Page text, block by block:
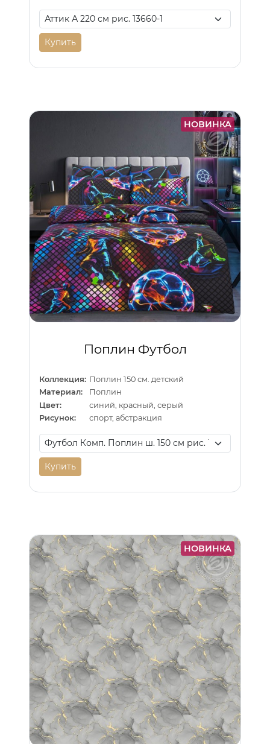
Купить
НОВИНКА
Поплин Футбол
Коллекция: Поплин 150 см. детский
Материал:
Поплин
Цвет:
синий, красный, серый
Рисунок:
спорт, абстракция
Купить
НОВИНКА